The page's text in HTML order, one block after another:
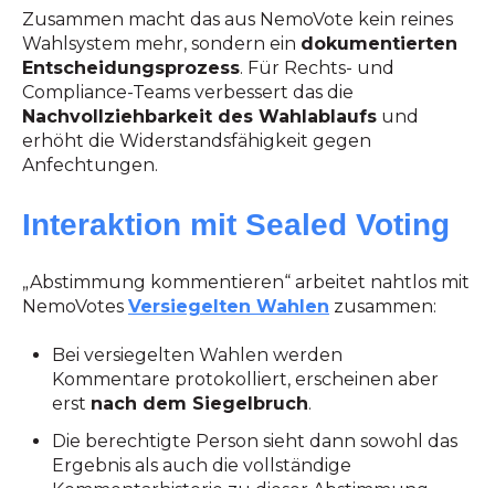
Zusammen macht das aus NemoVote kein reines
Wahlsystem mehr, sondern ein dokumentierten
Entscheidungsprozess. Für Rechts- und
Compliance-Teams verbessert das die
Nachvollziehbarkeit des Wahlablaufs und
erhöht die Widerstandsfähigkeit gegen
Anfechtungen.
Interaktion mit Sealed Voting
„Abstimmung kommentieren“ arbeitet nahtlos mit
NemoVotes Versiegelten Wahlen zusammen:
Bei versiegelten Wahlen werden
Kommentare protokolliert, erscheinen aber
erst nach dem Siegelbruch.
Die berechtigte Person sieht dann sowohl das
Ergebnis als auch die vollständige